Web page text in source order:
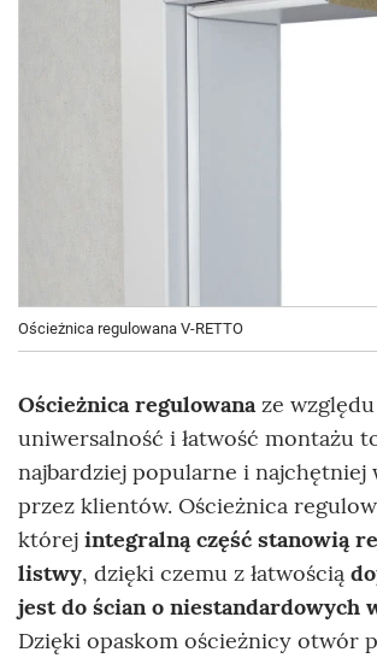
Ościeżnica regulowana V-RETTO
Ościeżnica regulowanaze względu
uniwersalność i łatwość montażu
najbardziej popularne i najchętniej
przez klientów. Ościeżnica
której integralną część stanowią
listwy, dzięki czemu z łatwością
jest do ścian o niestandardowych
Dzięki opaskom ościeżnicy otwór